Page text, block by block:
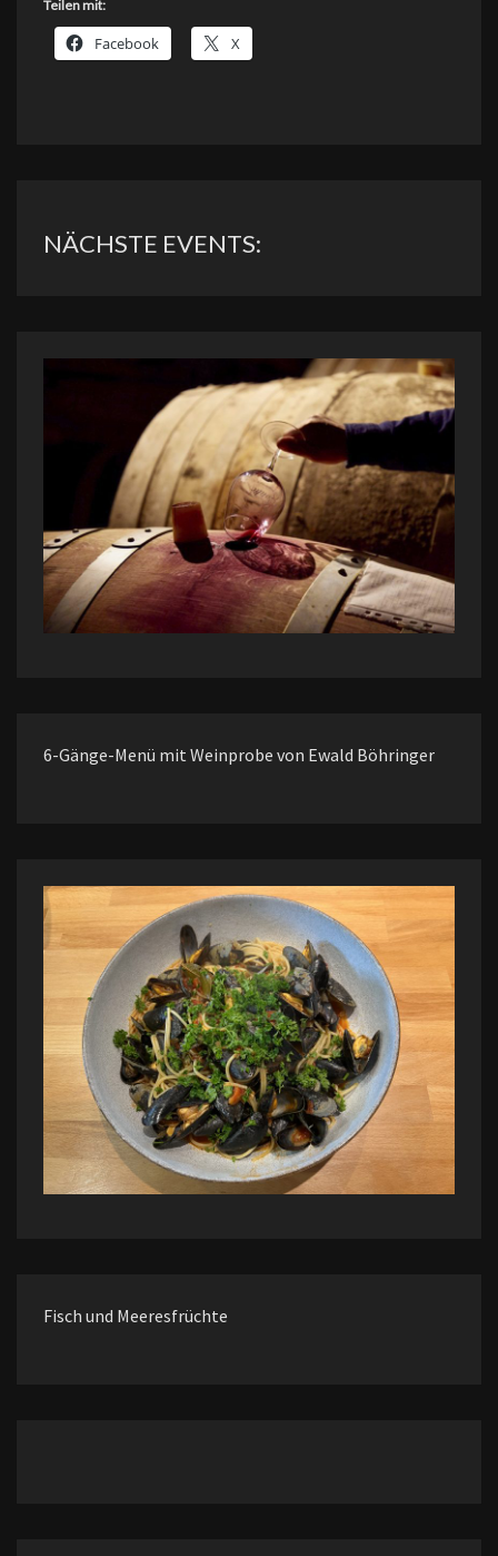
Teilen mit:
Facebook X
NÄCHSTE EVENTS:
6-Gänge-Menü mit Weinprobe von Ewald Böhringer
Fisch und Meeresfrüchte